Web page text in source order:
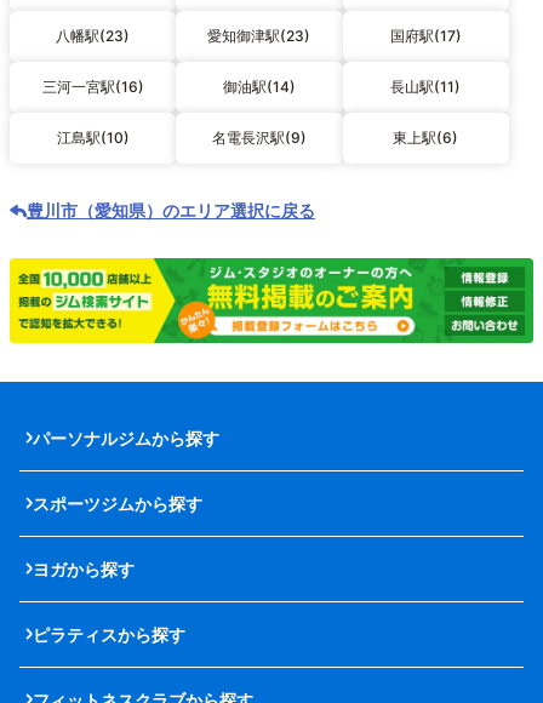
八幡駅(23) 愛知御津駅(23) 国府駅(17)
三河一宮駅(16) 御油駅(14) 長山駅(11)
江島駅(10) 名電長沢駅(9) 東上駅(6)
豊川市（愛知県）のエリア選択に戻る
パーソナルジムから探す
スポーツジムから探す
ヨガから探す
ピラティスから探す